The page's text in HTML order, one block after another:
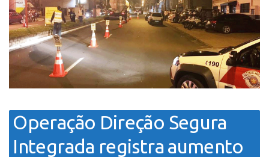
Operação Direção Segura
Integrada registra aumento